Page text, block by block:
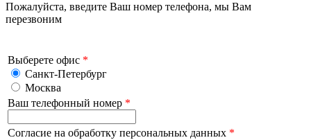
Пожалуйста, введите Ваш номер телефона, мы Вам
перезвоним
Выберете офис *
Санкт-Петербург
Москва
Ваш телефонный номер *
Согласие на обработку персональных данных *